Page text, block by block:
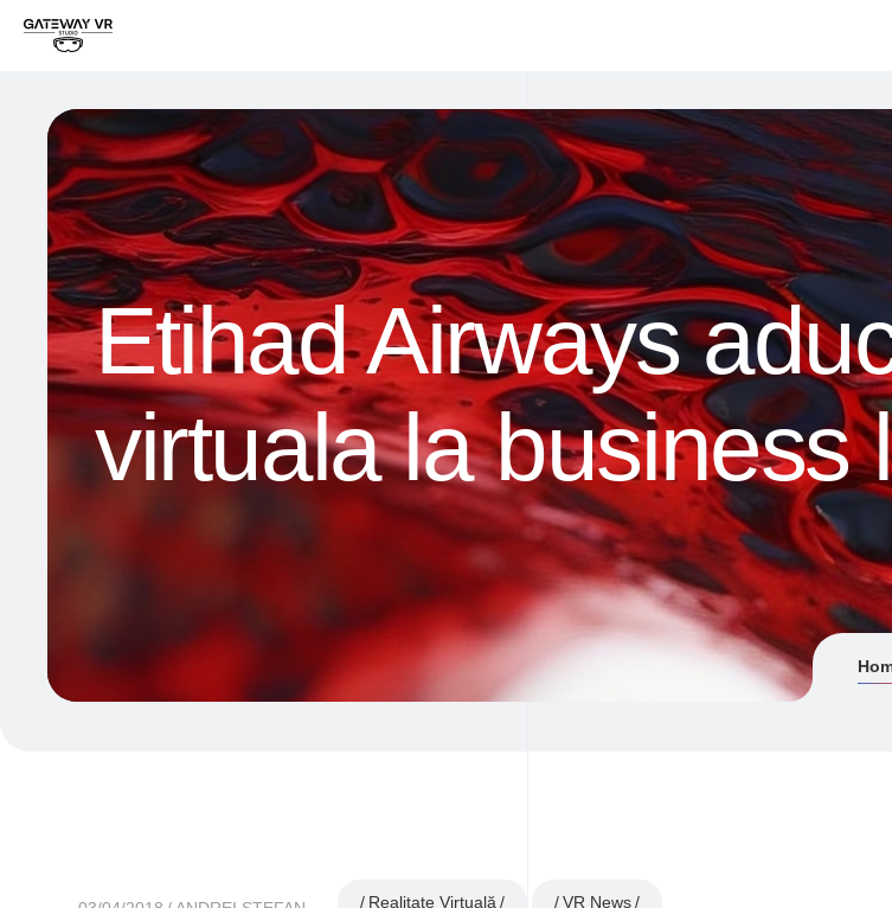
Etihad Airways
virtuala la business
Realitate Virtuală VR News